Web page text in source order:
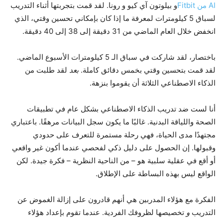
AI من Fitbit
و بيلوتون آي كيو و رونا. لقد قمت بتجربتها أثناء التدريب
لسباق 5 كيلومترات لمعرفة ما إذا كان بإمكاني تحسين وقتي، الذي
انخفض خلال العام الماضي من 31 دقيقة إلى 38 إلى 40 دقيقة.
باختصار، لقد شاركت في سباق الـ 5 كيلومترات الأسبوع الماضي.
لقد قمت بتحسين وقتي بخمس دقائق كاملة. بعد لقد طلبت من
الذكاء الاصطناعي الثلاثة أن يقوموا بنزهة.
أنا لست ضد تدريب الذكاء الاصطناعي بشكل عام في تطبيقات
الصحة واللياقة البدنية. غالبًا ما يكون سجل البيانات مرهقًا. باعتباري
مجتهدًا مدى الحياة، فهي رحلة مستمرة للتعرف على حدودي
وقبولها. إن الحصول على دليل ذكي لفحصي عندما أكون غير واقعي
أو أقع في عقلية سلبية هو – من الناحية النظرية – فكرة جيدة. لكن
الواقع ليس بهذه البساطة على الإطلاق.
الفكرة مع هؤلاء المدربين هي أنهم قادرون على إزالة الغموض عن
التدريب و تخصيصها لظروفك الفردية. عندما تقوم بإعداد هؤلاء